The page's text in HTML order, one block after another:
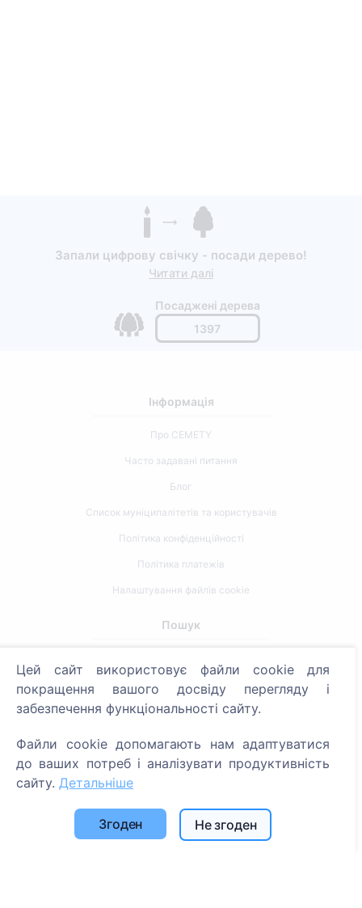
Запали цифрову свічку - посади дерево!
Читати далі
Посаджені дерева
1397
Інформація
Про CEMETY
Часто задавані питання
Блог
Список муніципалітетів та користувачів
Політика конфіденційності
Політика платежів
Налаштування файлів cookie
Пошук
Пошук кладовищ
Послуги
Контакти
UAB "Kapinių valdymo sprendimai", 304241197
+370 612 08926 (I-V 8:00 - 16:45)
info@cemety.lt
Цей сайт використовує файли cookie для
покращення вашого досвіду перегляду і
забезпечення функціональності сайту.
Файли cookie допомагають нам адаптуватися
до ваших потреб і аналізувати продуктивність
сайту. Детальніше
Згоден Не згоден